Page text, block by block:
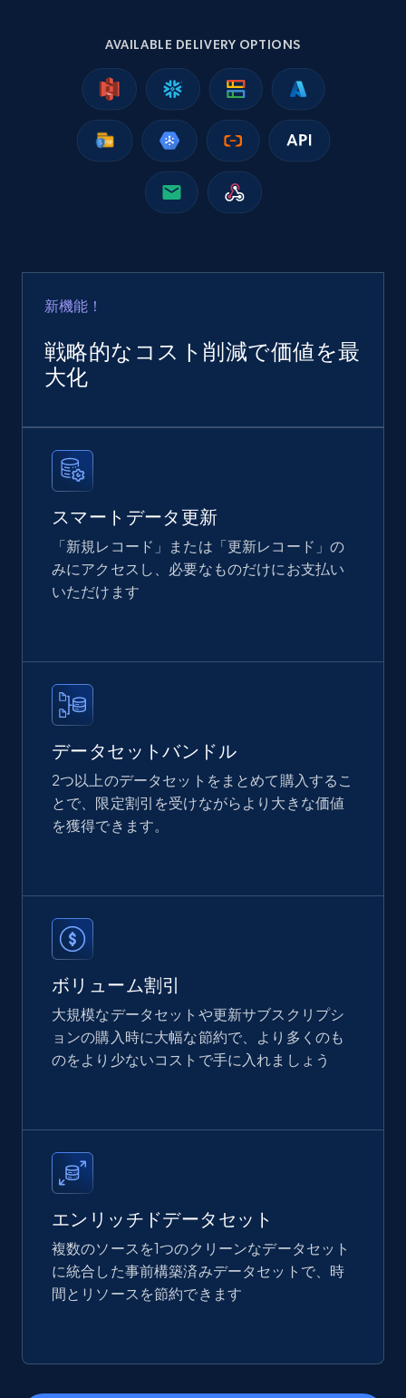
Google Shopping
URL, Product id, Title, Product description,
Rating, Reviews count, Images, Variations, and
Amazon products global dataset
eCommerce
2.1K+ 375+ 今すぐ購入
URL, Domain, Country code, Model number,
Sku, Product id, Product name, Manufacturer,
and more.
eCommerce
2.1K+ 353+ 今すぐ購入
Etsy
URL, Product id, Listing inventory id, Title, Rating,
Reviews count shop, Reviews count item, Initial
price, and more.
eCommerce
1.9K+ 322+ 今すぐ購入
Amazon best seller products
Title, Seller name, Brand, Description, Initial
more.
eCommerce
AVAILABLE DELIVERY OPTIONS
新機能！
戦略的なコスト削減で価値を最
大化
スマートデータ更新
「新規レコード」または「更新レコード」の
みにアクセスし、必要なものだけにお支払い
いただけます
データセットバンドル
2つ以上のデータセットをまとめて購入するこ
とで、限定割引を受けながらより大きな価値
を獲得できます。
ボリューム割引
大規模なデータセットや更新サブスクリプシ
ョンの購入時に大幅な節約で、より多くのも
のをより少ないコストで手に入れましょう
エンリッチドデータセット
複数のソースを1つのクリーンなデータセット
に統合した事前構築済みデータセットで、時
間とリソースを節約できます